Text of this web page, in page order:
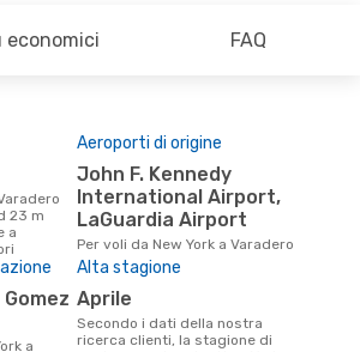
economici FAQ
23 m
a
Aeroporti di origine
John F. Kennedy
International Airport,
LaGuardia Airport
Per voli da New York a Varadero
Alta stagione
aprile
Secondo i dati della nostra
ricerca clienti, la stagione di